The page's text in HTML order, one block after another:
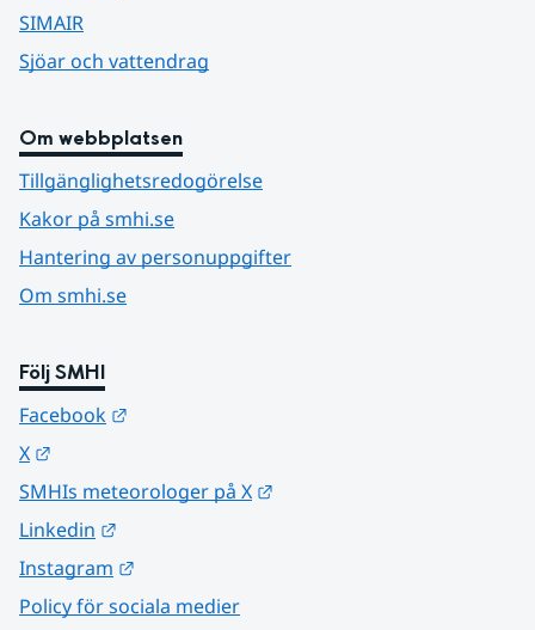
SIMAIR
Sjöar och vattendrag
Om webbplatsen
Tillgänglighetsredogörelse
Kakor på smhi.se
Hantering av personuppgifter
Om smhi.se
Följ SMHI
Facebook
X
SMHIs meteorologer på X
Linkedin
Instagram
Policy för sociala medier